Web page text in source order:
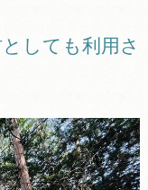
しても利用さ